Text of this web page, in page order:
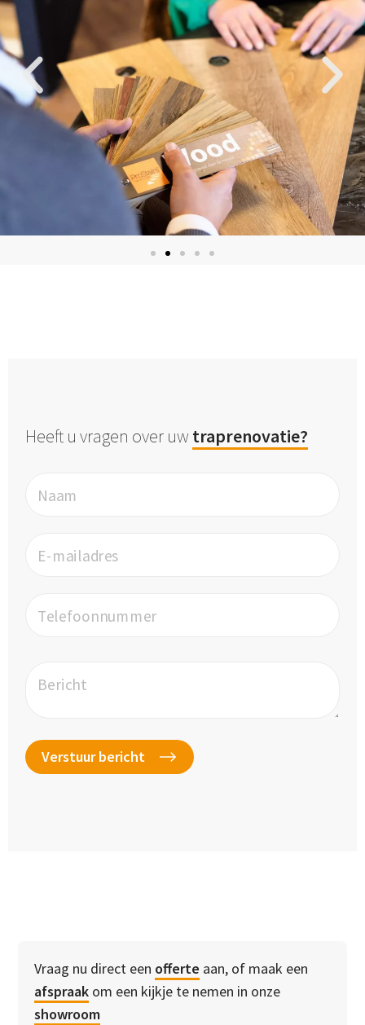
Heeft u vragen over uwtraprenovatie?
Naam
E-mailadres
Telefoonnummer
Bericht
Vraag nu direct een offerte aan, of maak een
afspraak om een kijkje te nemen in onze
showroom